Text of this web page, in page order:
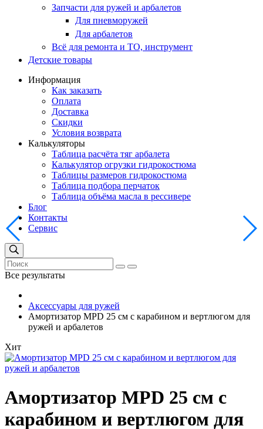
Запчасти для ружей и арбалетов
Для пневморужей
Для арбалетов
Всё для ремонта и ТО, инструмент
Детские товары
Информация
Как заказать
Оплата
Доставка
Скидки
Условия возврата
Калькуляторы
Таблица расчёта тяг арбалета
Калькулятор огрузки гидрокостюма
Таблицы размеров гидрокостюма
Таблица подбора перчаток
Таблица объёма масла в рессивере
Блог
Контакты
Сервис
Все результаты
Аксессуары для ружей
Амортизатор MPD 25 см с карабином и вертлюгом для
ружей и арбалетов
Хит
Амортизатор MPD 25 см с
карабином и вертлюгом для